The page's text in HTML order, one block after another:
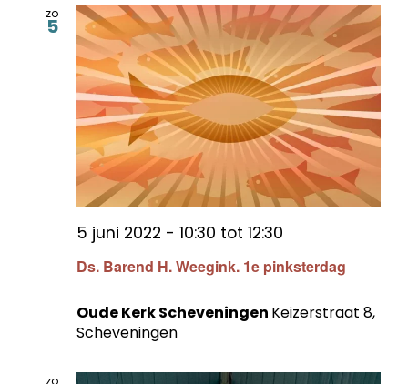
zo
5
Ds. Barend H. Weegink. 1e pinksterdag
5 juni 2022 - 10:30 tot 12:30
Oude Kerk Scheveningen Keizerstraat 8,
Scheveningen